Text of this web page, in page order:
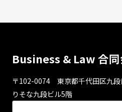
Business & Law 合
〒102-0074 東京都千代⽥区九段
りそな九段ビル5階